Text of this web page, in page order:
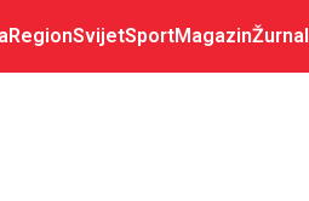
RegionSvijetSportMagazinŽurnal